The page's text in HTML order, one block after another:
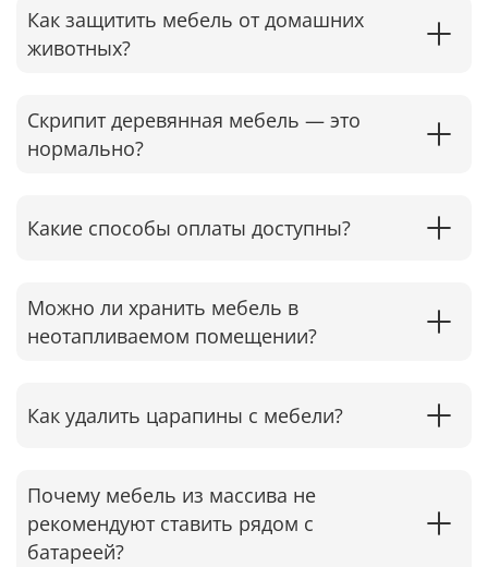
Как защитить мебель от домашних
животных?
Скрипит деревянная мебель — это
нормально?
Какие способы оплаты доступны?
Можно ли хранить мебель в
неотапливаемом помещении?
Как удалить царапины с мебели?
Почему мебель из массива не
рекомендуют ставить рядом с
батареей?